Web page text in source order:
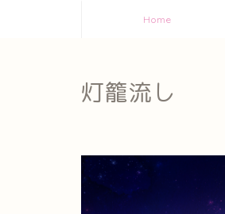
Home
灯籠流し